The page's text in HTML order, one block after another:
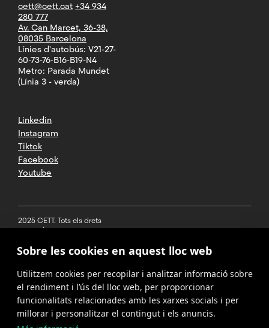
cett@cett.cat +34 934
280 777
Av. Can Marcet, 36-38,
08035 Barcelona
Línies d'autobús: V21-27-
60-73-76-B16-B19-N4
Metro: Parada Mundet
(Línia 3 - verda)
Linkedin
Instagram
Tiktok
Facebook
Youtube
2025 CETT. Tots els drets
reservats
Avís legal
Política de
privacitat
Cookies
Sobre les cookies en aquest lloc web
Utilitzem cookies per recopilar i analitzar informació sobre
el rendiment i l’ús del lloc web, per proporcionar
funcionalitats relacionades amb les xarxes socials i per
millorar i personalitzar el contingut i els anuncis.